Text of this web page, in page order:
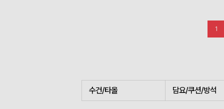
1
수건/타올 담요/쿠션/방석